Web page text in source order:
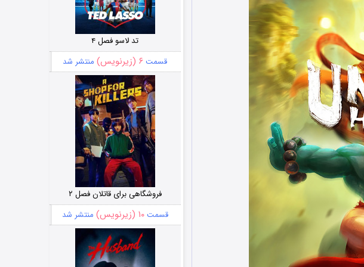
تد لاسو فصل ۴
قسمت ۶ (زیرنویس) منتشر شد
فروشگاهی برای قاتلان فصل ۲
قسمت۱۰ (زیرنویس) منتشر شد